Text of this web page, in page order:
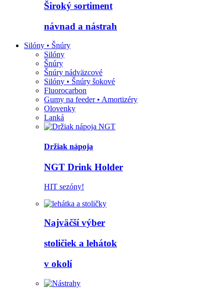
Široký sortiment
návnad a nástrah
Silóny • Šnúry
Silóny
Šnúry
Šnúry nádväzcové
Silóny • Šnúry šokové
Fluorocarbon
Gumy na feeder • Amortizéry
Olovenky
Lanká
Držiak nápoja
NGT Drink Holder
HIT sezóny!
Najväčší výber
stoličiek a lehátok
v okolí